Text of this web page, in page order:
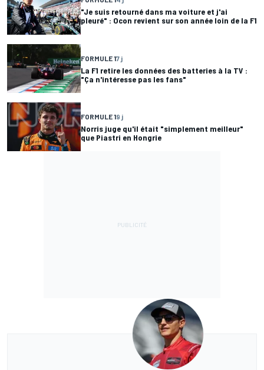
"Je suis retourné dans ma voiture et j'ai
pleuré" : Ocon revient sur son année loin de la F1
FORMULE 17 j
La F1 retire les données des batteries à la TV :
"Ça n'intéresse pas les fans"
FORMULE 19 j
Norris juge qu'il était "simplement meilleur"
que Piastri en Hongrie